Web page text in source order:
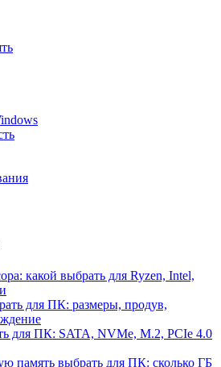
какой выбрать для Ryzen, Intel,
для ПК: размеры, продув,
для ПК: SATA, NVMe, M.2, PCIe 4.0
память выбрать для ПК: сколько ГБ